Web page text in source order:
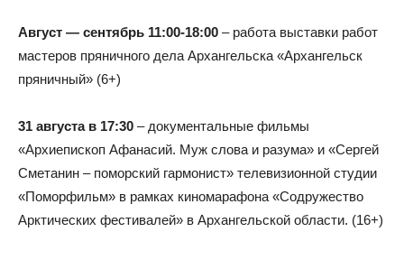
Август — сентябрь 11:00-18:00 – работа выставки работ
мастеров пряничного дела Архангельска «Архангельск
пряничный» (6+)
31 августа в 17:30 – документальные фильмы
«Архиепископ Афанасий. Муж слова и разума» и «Сергей
Сметанин – поморский гармонист» телевизионной студии
«Поморфильм» в рамках киномарафона «Содружество
Арктических фестивалей» в Архангельской области. (16+)